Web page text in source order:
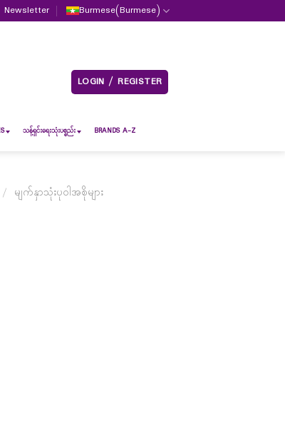
Newsletter Burmese(Burmese)
LOGIN / REGISTER
သန့်ရှင်းရေးသုံးပစ္စည်း BRANDS A-Z
/ မျက်နှာသုံးပုဝါအစိုများ